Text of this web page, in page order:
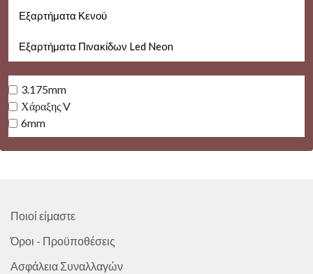
Εξαρτήματα Κενού
Εξαρτήματα Πινακίδων Led Neon
3.175mm
Χάραξης V
6mm
Ποιοί είμαστε
Όροι - Προϋποθέσεις
Ασφάλεια Συναλλαγών